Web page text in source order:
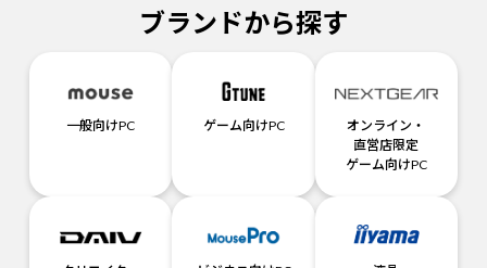
ブランドから探す
一般向けPC ゲーム向けPC
オンライン・
直営店限定
ゲーム向けPC